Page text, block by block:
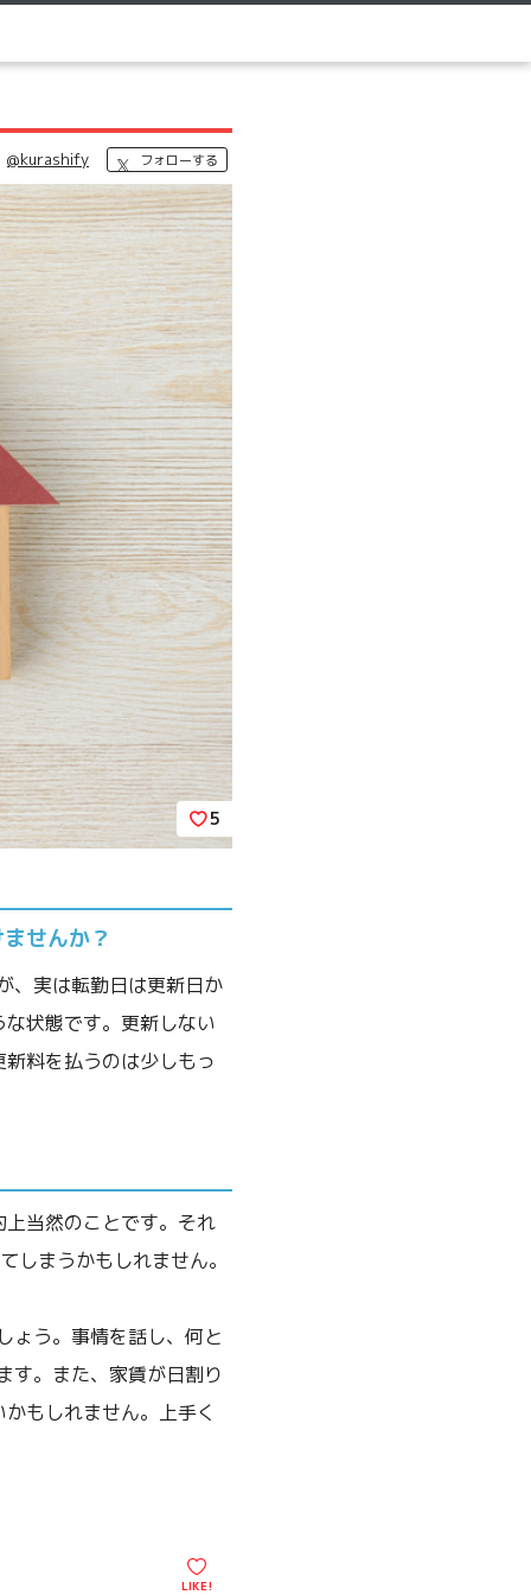
@kurashify フォローする
5
せんか？
、実は転勤日は更新日か
状態です。更新しない
料を払うのは少しもっ
当然のことです。それ
しまうかもしれません。
ょう。事情を話し、何と
す。また、家賃が日割り
もしれません。上手く
LIKE!